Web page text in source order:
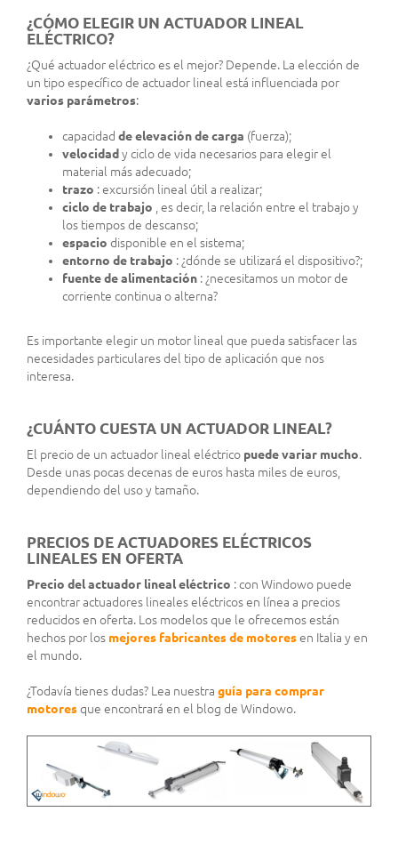
¿CÓMO ELEGIR UN ACTUADOR LINEAL
ELÉCTRICO?
¿Qué actuador eléctrico es el mejor? Depende. La elección de
un tipo específico de actuador lineal está influenciada por
varios parámetros:
capacidad de elevación de carga (fuerza);
velocidady ciclo de vida necesarios para elegir el
material más adecuado;
trazo : excursión lineal útil a realizar;
ciclo de trabajo , es decir, la relación entre el trabajo y
los tiempos de descanso;
espacio disponible en el sistema;
entorno de trabajo : ¿dónde se utilizará el dispositivo?;
fuente de alimentación : ¿necesitamos un motor de
corriente continua o alterna?
Es importante elegir un motor lineal que pueda satisfacer las
necesidades particulares del tipo de aplicación que nos
interesa.
¿CUÁNTO CUESTA UN ACTUADOR LINEAL?
El precio de un actuador lineal eléctrico puede variar mucho.
Desde unas pocas decenas de euros hasta miles de euros,
dependiendo del uso y tamaño.
PRECIOS DE ACTUADORES ELÉCTRICOS
LINEALES EN OFERTA
Precio del actuador lineal eléctrico : con Windowo puede
encontrar actuadores lineales eléctricos en línea a precios
reducidos en oferta. Los modelos que le ofrecemos están
hechos por los mejores fabricantes de motoresen Italia y en
el mundo.
¿Todavía tienes dudas? Lea nuestra guía para comprar
motoresque encontrará en el blog de Windowo.